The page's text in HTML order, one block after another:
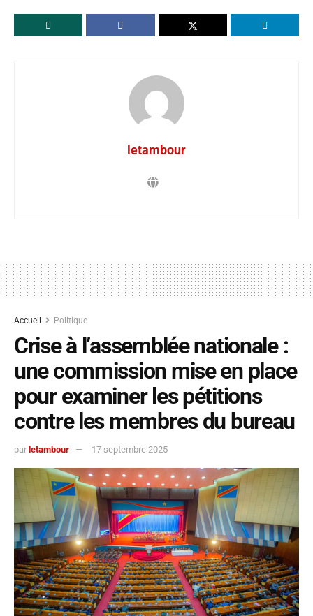
letambour
Accueil Politique
Crise à l’assemblée nationale :
une commission mise en place
pour examiner les pétitions
contre les membres du bureau
par letambour 17 septembre 2025